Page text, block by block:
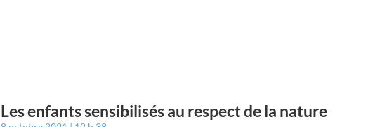
Les enfants sensibilisés au respect de la nature